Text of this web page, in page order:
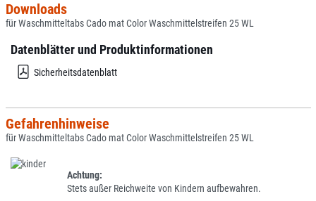
Downloads
für Waschmitteltabs Cado mat Color Waschmittelstreifen 25 WL
Datenblätter und Produktinformationen
Sicherheitsdatenblatt
Gefahrenhinweise
für Waschmitteltabs Cado mat Color Waschmittelstreifen 25 WL
Achtung:
Stets außer Reichweite von Kindern aufbewahren.